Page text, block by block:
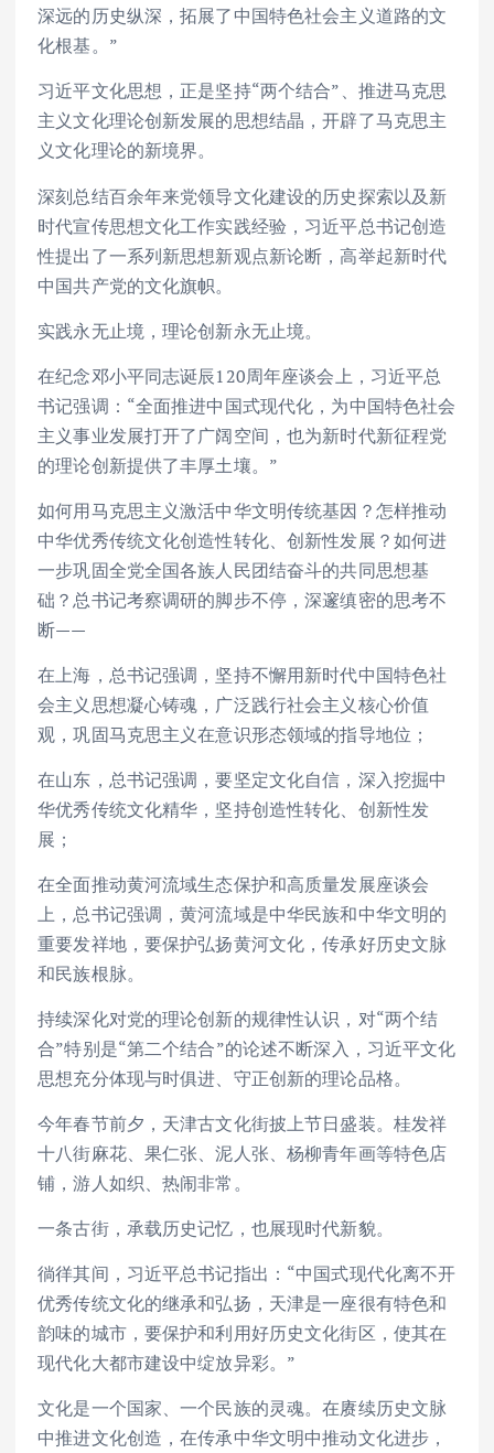
深远的历史纵深，拓展了中国特色社会主义道路的文
化根基。”
习近平文化思想，正是坚持“两个结合”、推进马克思
主义文化理论创新发展的思想结晶，开辟了马克思主
义文化理论的新境界。
深刻总结百余年来党领导文化建设的历史探索以及新
时代宣传思想文化工作实践经验，习近平总书记创造
性提出了一系列新思想新观点新论断，高举起新时代
中国共产党的文化旗帜。
实践永无止境，理论创新永无止境。
在纪念邓小平同志诞辰120周年座谈会上，习近平总
书记强调：“全面推进中国式现代化，为中国特色社会
主义事业发展打开了广阔空间，也为新时代新征程党
的理论创新提供了丰厚土壤。”
如何用马克思主义激活中华文明传统基因？怎样推动
中华优秀传统文化创造性转化、创新性发展？如何进
一步巩固全党全国各族人民团结奋斗的共同思想基
础？总书记考察调研的脚步不停，深邃缜密的思考不
断——
在上海，总书记强调，坚持不懈用新时代中国特色社
会主义思想凝心铸魂，广泛践行社会主义核心价值
观，巩固马克思主义在意识形态领域的指导地位；
在山东，总书记强调，要坚定文化自信，深入挖掘中
华优秀传统文化精华，坚持创造性转化、创新性发
展；
在全面推动黄河流域生态保护和高质量发展座谈会
上，总书记强调，黄河流域是中华民族和中华文明的
重要发祥地，要保护弘扬黄河文化，传承好历史文脉
和民族根脉。
持续深化对党的理论创新的规律性认识，对“两个结
合”特别是“第二个结合”的论述不断深入，习近平文化
思想充分体现与时俱进、守正创新的理论品格。
今年春节前夕，天津古文化街披上节日盛装。桂发祥
十八街麻花、果仁张、泥人张、杨柳青年画等特色店
铺，游人如织、热闹非常。
一条古街，承载历史记忆，也展现时代新貌。
徜徉其间，习近平总书记指出：“中国式现代化离不开
优秀传统文化的继承和弘扬，天津是一座很有特色和
韵味的城市，要保护和利用好历史文化街区，使其在
现代化大都市建设中绽放异彩。”
文化是一个国家、一个民族的灵魂。在赓续历史文脉
中推进文化创造，在传承中华文明中推动文化进步，